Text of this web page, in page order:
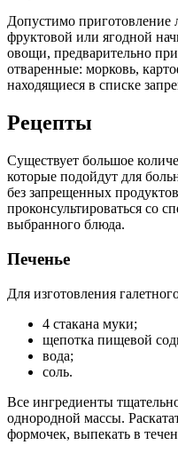
Допустимо приготовление
фруктовой или ягодной
овощи, предварительно
отваренные: морковь,
находящиеся в списке
Рецепты
Существует большое
которые подойдут для
без запрещенных
проконсультироваться со
выбранного блюда.
Печенье
Для изготовления
4 стакана муки;
щепотка пищевой
вода;
соль.
Все ингредиенты
однородной массы.
формочек, выпекать в